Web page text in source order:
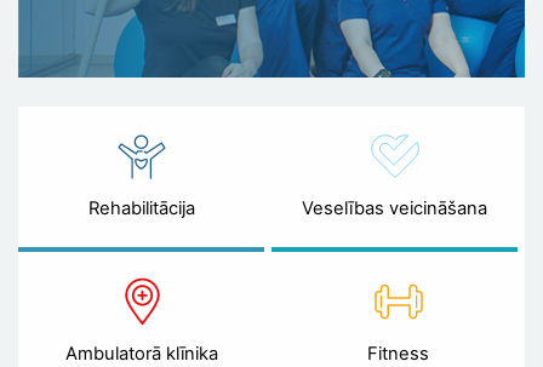
Rehabilitācija Veselības veicināšana
Ambulatorā klīnika Fitness